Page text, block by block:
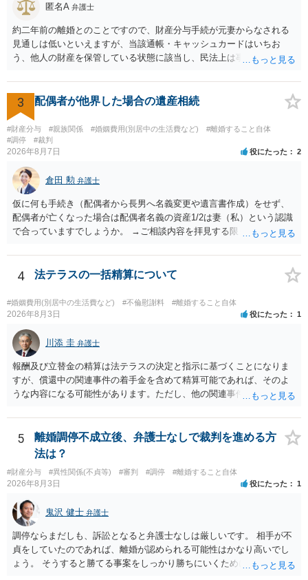
匿名A 弁護士
約二年前の離婚とのことですので、財産分与手続が元妻からなされる
見通しは低いといえますが、当該通帳・キャッシュカードはいちお
う、他人の財産を保管している状態に該当し、民法上は事務管理（597
えにくくとも、表だってのお答えとしては元妻の了解なく処分するこ
とはできないというお答えになってしまいます。
3 配偶者が他界した場合の遺産相続
#財産分与 #親族関係 #婚姻費用(別居中の生活費など)
#離婚すること自体
#調停
#裁判
2026年8月7日 役にたった 2
倉田 勲 弁護士
仮に何も手続き（配偶者から長男へ名義変更や遺言書作成）をせず、
配偶者が亡くなった場合は配偶者名義の資産1/2は妻（私）という認識
で合っていますでしょうか。 →ご相談内容を拝見する限りでは、その
完全に所有する場合は、他の相続人に対して自宅の評価額の１/２の代
償金の支払いが必要になります。
4 法テラスの一括精算について
#婚姻費用(別居中の生活費など) #不倫慰謝料 #離婚すること自体
2026年8月3日 役にたった 1
川添 圭 弁護士
報酬及び立替金の精算は法テラスの決定と指示に基づくことになりま
すが、償還中の関連事件の着手金を含めて精算可能であれば、そのよ
うな内容になる可能性があります。ただし、他の関連事件でも相手方
情によって対応が違いますので、法テラスへお尋ねいただいた方が確
実です。
5
離婚調停不成立後、弁護士なしで裁判を進める方
法は？
#財産分与 #異性関係(不貞等) #審判 #調停 #離婚すること自体
2026年8月3日 役にたった 1
鬼沢 健士 弁護士
調停ならまだしも、訴訟となると弁護士なしは厳しいです。 相手が不
貞をしていたのであれば、離婚が認められる可能性はかなり高いでし
ょう。 そうすると勝てる事案をしっかり勝ちにいくためにも弁護士委